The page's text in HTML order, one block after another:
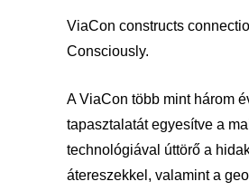
ViaCon constructs
Consciously.
A ViaCon több mint három
tapasztalatát egyesítve a
technológiával úttörő a
átereszekkel, valamint a